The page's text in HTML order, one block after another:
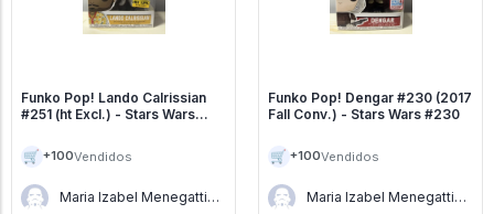
Funko Pop! Lando Calrissian
#251 (ht Excl.) - Stars Wars
🛒 +100Vendidos
Maria Izabel Menegatti
Funko Pop! Dengar #230 (2017
Fall Conv.) - Stars Wars #230
🛒 +100Vendidos
Maria Izabel Menegatti